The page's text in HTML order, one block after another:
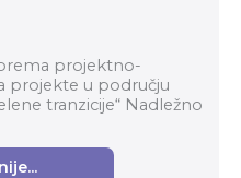
projektno-
projekte u području
tranzicije“ Nadležno